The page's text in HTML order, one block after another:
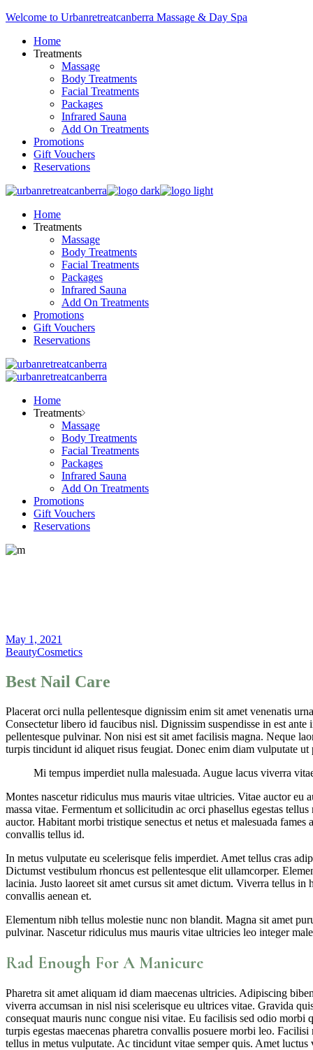
Skip
content
Welcome to Urbanretreatcanberra Massage & Day Spa
Home
Treatments
Massage
Body Treatments
Facial Treatments
Packages
Infrared Sauna
Add On Treatments
Promotions
Gift Vouchers
Reservations
Home
Treatments
Massage
Body Treatments
Facial Treatments
Packages
Infrared Sauna
Add On Treatments
Promotions
Gift Vouchers
Reservations
Home
Treatments
Massage
Body Treatments
Facial Treatments
Packages
Infrared Sauna
Add On Treatments
Promotions
Gift Vouchers
Reservations
May 1, 2021
BeautyCosmetics
Best Nail Care
Placerat orci nulla pellentesque dignissim enim sit amet venenatis
Consectetur libero id faucibus nisl. Dignissim suspendisse in est
pellentesque pulvinar. Non nisi est sit amet facilisis magna. Neque
turpis tincidunt id aliquet risus feugiat. Donec enim diam vulputate
Mi tempus imperdiet nulla malesuada. Augue lacus viverra
Montes nascetur ridiculus mus mauris vitae ultricies. Vitae auctor
massa vitae. Fermentum et sollicitudin ac orci phasellus egestas
auctor. Habitant morbi tristique senectus et netus et malesuada
convallis tellus id.
In metus vulputate eu scelerisque felis imperdiet. Amet tellus cras
Dictumst vestibulum rhoncus est pellentesque elit ullamcorper.
lacinia. Justo laoreet sit amet cursus sit amet dictum. Viverra tellus
convallis aenean et.
Elementum nibh tellus molestie nunc non blandit. Magna sit amet
pulvinar. Nascetur ridiculus mus mauris vitae ultricies leo integer
Rad Enough For A Manicure
Pharetra sit amet aliquam id diam maecenas ultricies. Adipiscing
viverra accumsan in nisl nisi scelerisque eu ultrices vitae. Gravida
consequat mauris nunc congue nisi vitae. Eu facilisis sed odio morbi
turpis egestas maecenas pharetra convallis posuere morbi leo.
tellus in metus vulputate. Ac tincidunt vitae semper quis. Amet